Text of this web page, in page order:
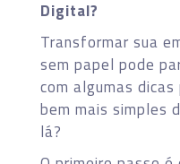
Digital?
Transformar sua
sem papel pode
com algumas
bem mais simples
lá?